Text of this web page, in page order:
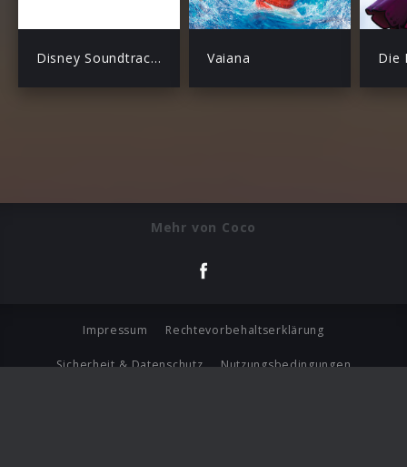
Disney Soundtracks Vaiana Die
Mehr von Coco
Impressum Rechtevorbehaltserklärung
Sicherheit & Datenschutz Nutzungsbedingungen